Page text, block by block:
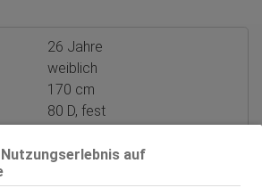
auf
26 Jahre
weiblich
170 cm
80 D, fest
38